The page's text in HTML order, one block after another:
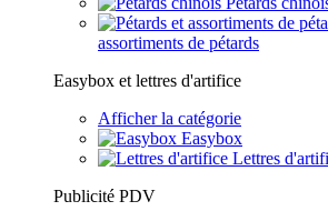
assortiments de pétards
Easybox et lettres d'artifice
Afficher la catégorie
Easybox
Lettres
Publicité PDV